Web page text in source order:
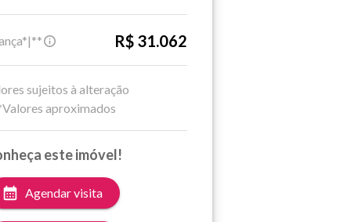
R$ 31.062
sujeitos à alteração
aproximados
este imóvel!
Agendar visita